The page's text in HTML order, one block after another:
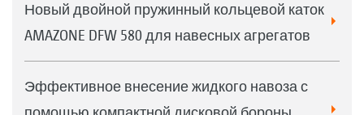
Новый двойной пружинный кольцевой каток
AMAZONE DFW 580 для навесных агрегатов
Эффективное внесение жидкого навоза с